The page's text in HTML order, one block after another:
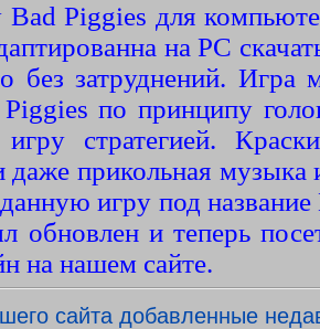
Bad Piggies для
на PC
затруднений. Игра
Piggies по принципу
игру стратегией.
даже прикольная
игру под
обновлен и теперь
на нашем сайте.
сайта добавленные